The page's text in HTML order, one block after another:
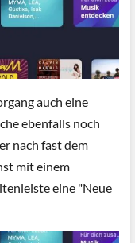
auch eine
ebenfalls noch
nach fast dem
mit einem
eine "Neue